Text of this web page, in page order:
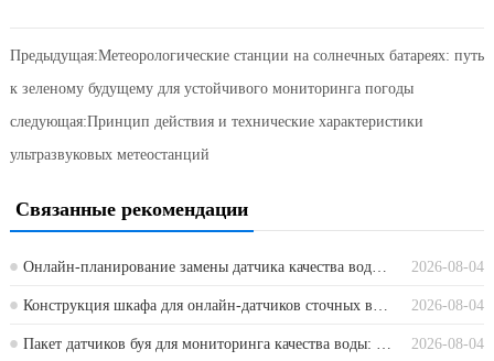
Предыдущая:Метеорологические станции на солнечных батареях: путь
к зеленому будущему для устойчивого мониторинга погоды
следующая:Принцип действия и технические характеристики
ультразвуковых метеостанций
Связанные рекомендации
2026-08-04
Онлайн-планирование замены датчика качества воды: когда ремонтировать, калибровать или заменять
2026-08-04
2026-08-04